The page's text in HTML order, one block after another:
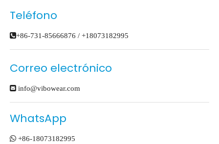
Teléfono
+86-731-85666876 / +18073182995
Correo electrónico
 info@vibowear.com
WhatsApp
 +86-18073182995